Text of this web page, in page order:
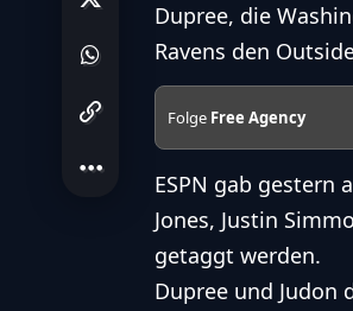
Dupree, die
Ravens den
Folge Free Agency
ESPN gab gestern
Jones, Justin
getaggt werden.
Dupree und Judon